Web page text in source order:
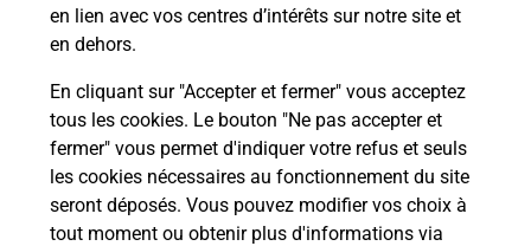
en lien avec vos centres d’intérêts sur notre site et
en dehors.
En cliquant sur "Accepter et fermer" vous acceptez
tous les cookies. Le bouton "Ne pas accepter et
fermer" vous permet d'indiquer votre refus et seuls
les cookies nécessaires au fonctionnement du site
seront déposés. Vous pouvez modifier vos choix à
tout moment ou obtenir plus d'informations via
Questions fréquemment posées
Comment retourner un colis acheté
en ligne depuis votre boîte aux lettres